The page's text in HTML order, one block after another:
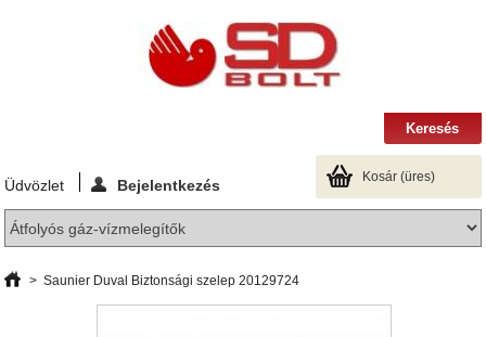
Kosár (üres)
Üdvözlet Bejelentkezés
> Saunier Duval Biztonsági szelep 20129724